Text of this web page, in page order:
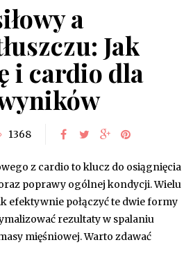
a
Jak
i cardio dla
1368
z cardio to klucz do osiągnięcia
poprawy ogólnej kondycji. Wielu
efektywnie połączyć te dwie formy
rezultaty w spalaniu
mięśniowej. Warto zdawać